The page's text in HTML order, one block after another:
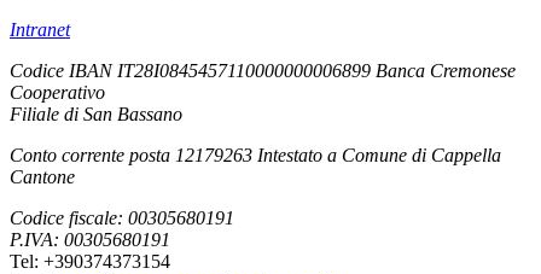
Intranet
Codice IBAN IT28I0845457110000000006899 Banca Cremonese
Cooperativo
Filiale di San Bassano
Conto corrente posta 12179263 Intestato a Comune di Cappella
Cantone
Codice fiscale: 00305680191
P.IVA: 00305680191
Tel: +390374373154